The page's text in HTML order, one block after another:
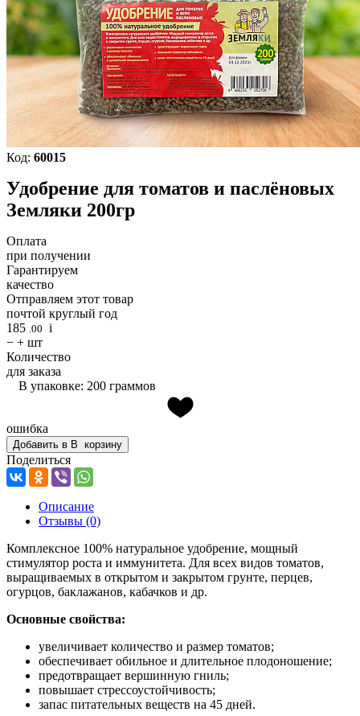
Код: 60015
Удобрение для томатов и паслёновых
Земляки 200гр
Оплата
при получении
Гарантируем
качество
Отправляем этот товар
почтой круглый год
185 .00 i
− + шт
Количество
для заказа
В упаковке: 200 граммов
ошибка
Добавить в В корзину
Поделиться
Описание
Отзывы (0)
Комплексное 100% натуральное удобрение, мощный
стимулятор роста и иммунитета. Для всех видов томатов,
выращиваемых в открытом и закрытом грунте, перцев,
огурцов, баклажанов, кабачков и др.
Основные свойства:
увеличивает количество и размер томатов;
обеспечивает обильное и длительное плодоношение;
предотвращает вершинную гниль;
повышает стрессоустойчивость;
запас питательных веществ на 45 дней.